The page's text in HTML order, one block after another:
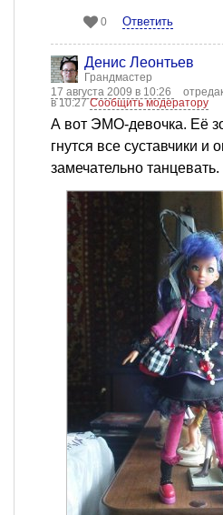
0 Ответить
Денис Леонтьев
Грандмастер
17 августа 2009 в 10:26
в 10:27Сообщить модератору
А вот ЭМО-девочка. Её
гнутся все суставчики и
замечательно танцевать.